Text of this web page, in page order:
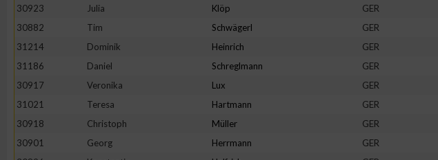
30923
Julia Klöp GER
30882
Tim Schwägerl GER
31214
Dominik Heinrich GER
31186
Daniel Schreglmann GER
30917
Veronika Lux GER
31021
Teresa Hartmann GER
30918
Christoph Müller GER
30901
Georg Herrmann GER